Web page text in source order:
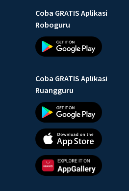
Coba GRATIS Aplikasi
Roboguru
Coba GRATIS Aplikasi
Ruangguru